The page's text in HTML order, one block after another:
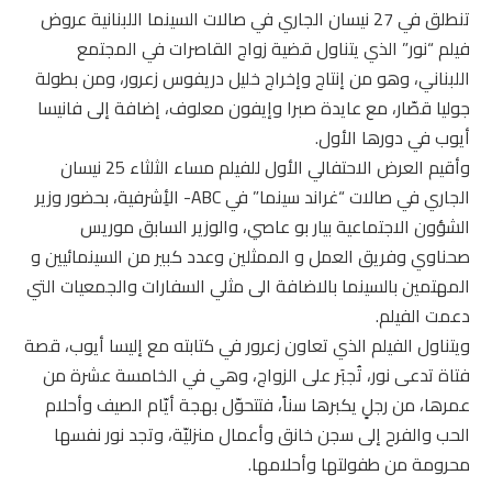
تنطلق في 27 نيسان الجاري في صالات السينما اللبنانية عروض
فيلم “نور” الذي يتناول قضية زواج القاصرات في المجتمع
اللبناني، وهو من إنتاج وإخراج خليل دريفوس زعرور، ومن بطولة
جوليا قصّار، مع عايدة صبرا وإيفون معلوف، إضافة إلى فانيسا
أيوب في دورها الأول.
وأقيم العرض الاحتفالي الأول للفيلم مساء الثلثاء 25 نيسان
الجاري في صالات “غراند سينما” في ABC- الأِشرفية، بحضور وزير
الشؤون الاجتماعية بيار بو عاصي، والوزير السابق موريس
صحناوي وفريق العمل و الممثلين وعدد كبير من السينمائيين و
المهتمين بالسينما بالاضافة الى مثلي السفارات والجمعيات التي
دعمت الفيلم.
ويتناول الفيلم الذي تعاون زعرور في كتابته مع إليسا أيوب، قصة
فتاة تدعى نور، تُجبَر على الزواج، وهي في الخامسة عشرة من
عمرها، من رجلٍ يكبرها سناً، فتتحوّل بهجة أيّام الصيف وأحلام
الحب والفرح إلى سجن خانق وأعمال منزليّة، وتجد نور نفسها
محرومة من طفولتها وأحلامها.